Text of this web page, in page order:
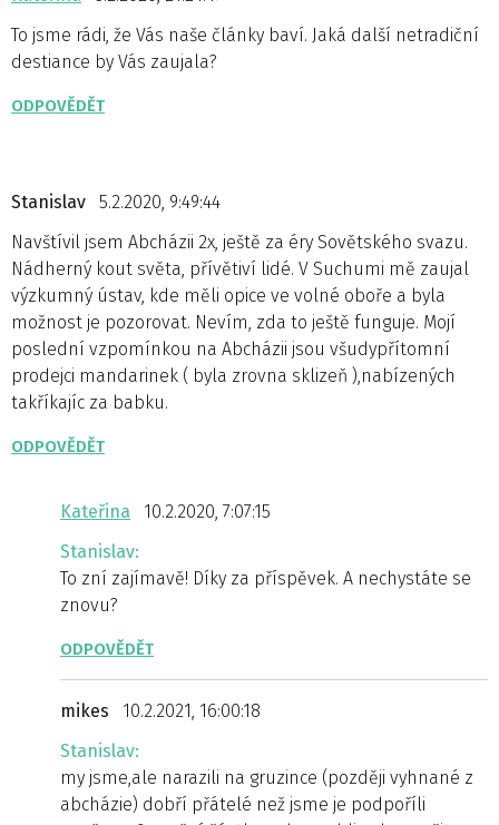
To jsme rádi, že Vás naše články baví. Jaká další netradiční
destiance by Vás zaujala?
ODPOVĚDĚT
Stanislav
5.2.2020, 9:49:44
Navštívil jsem Abcházii 2x, ještě za éry Sovětského svazu.
Nádherný kout světa, přívětiví lidé. V Suchumi mě zaujal
výzkumný ústav, kde měli opice ve volné oboře a byla
možnost je pozorovat. Nevím, zda to ještě funguje. Mojí
poslední vzpomínkou na Abcházii jsou všudypřítomní
prodejci mandarinek ( byla zrovna sklizeň ),nabízených
takříkajíc za babku.
ODPOVĚDĚT
Kateřina
10.2.2020, 7:07:15
Stanislav:
To zní zajímavě! Díky za příspěvek. A nechystáte se
znovu?
ODPOVĚDĚT
mikes
10.2.2021, 16:00:18
Stanislav:
my jsme,ale narazili na gruzince (později vyhnané z
abcházie) dobří přátelé než jsme je podpoříli